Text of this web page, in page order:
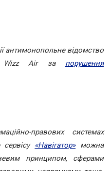
антимонопольне відомство
Wizz Air за порушення
правових системах
«Навігатор»можна
принципом, сферами